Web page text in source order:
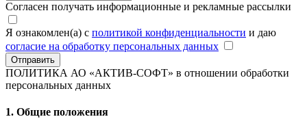
Согласен получать информационные и рекламные рассылки
Я ознакомлен(а) с политикой конфиденциальности и даю
согласие на обработку персональных данных
Отправить
ПОЛИТИКА АО «АКТИВ-СОФТ» в отношении обработки
персональных данных
1. Общие положения